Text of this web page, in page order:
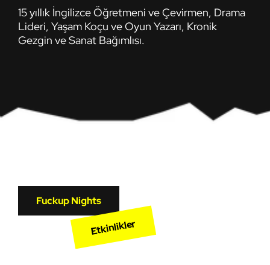
15 yıllık İngilizce Öğretmeni ve Çevirmen, Drama
Lideri, Yaşam Koçu ve Oyun Yazarı, Kronik
Gezgin ve Sanat Bağımlısı.
Fuckup Nights
Etkinlikler